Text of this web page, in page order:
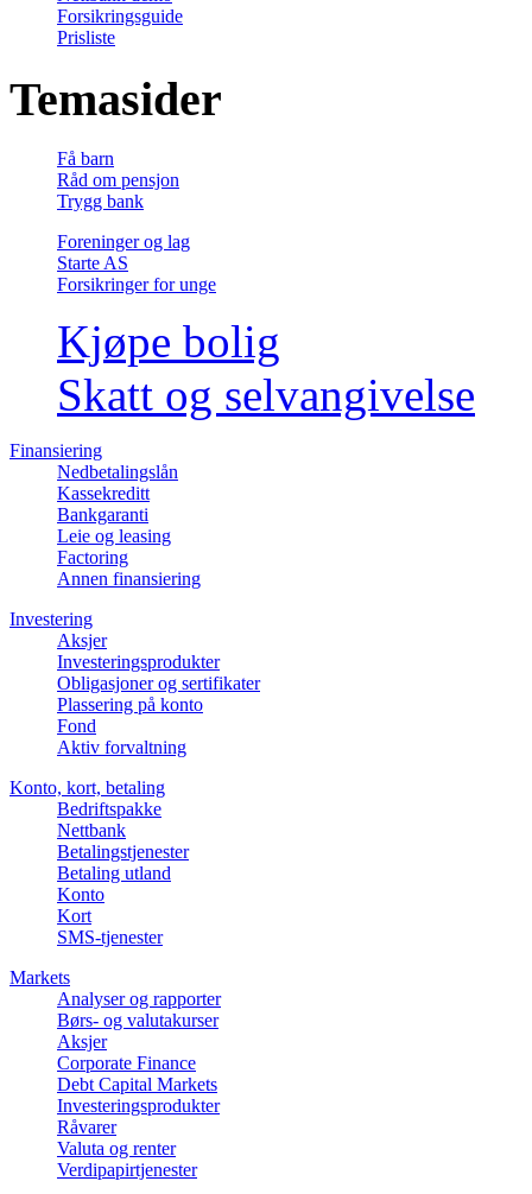
Forsikringsguide
Prisliste
Temasider
Få barn
Råd om pensjon
Trygg bank
Foreninger og lag
Starte AS
Forsikringer for unge
Kjøpe bolig
Skatt og selvangivelse
Finansiering
Nedbetalingslån
Kassekreditt
Bankgaranti
Leie og leasing
Factoring
Annen finansiering
Investering
Aksjer
Investeringsprodukter
Obligasjoner og sertifikater
Plassering på konto
Fond
Aktiv forvaltning
Konto, kort, betaling
Bedriftspakke
Nettbank
Betalingstjenester
Betaling utland
Konto
Kort
SMS-tjenester
Markets
Analyser og rapporter
Børs- og valutakurser
Aksjer
Corporate Finance
Debt Capital Markets
Investeringsprodukter
Råvarer
Valuta og renter
Verdipapirtjenester